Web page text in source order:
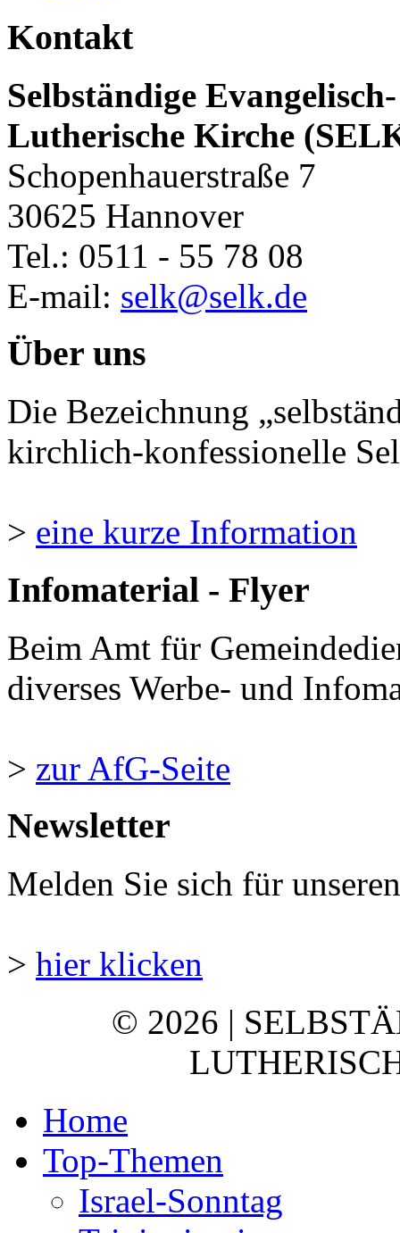
Kontakt
Selbständige Evangelisch-
Lutherische Kirche
Schopenhauerstraße 7
30625 Hannover
Tel.: 0511 - 55 78 08
E-mail: selk@selk.de
Über uns
Die Bezeichnung
kirchlich-konfessionelle
> eine kurze Information
Infomaterial - Flyer
Beim Amt für
diverses Werbe- und
> zur AfG-Seite
Newsletter
Melden Sie sich für
> hier klicken
© 2026 |
Home
Top-Themen
Israel-Sonntag